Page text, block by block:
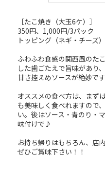
［たこ焼き（大玉6ケ）］
350円、1,000円/3パック
トッピング（ネギ・チーズ
ふわふわ食感の関西風のた
した歯ごたえで旨味があり
甘さ控えめソースが絶妙です
オススメの食べ方は、まず
も美味しく食べれますので
い。後はソース・青のり・
味付けで♪
お持ち帰りはもちろん、店
ぜひご賞味下さい！！